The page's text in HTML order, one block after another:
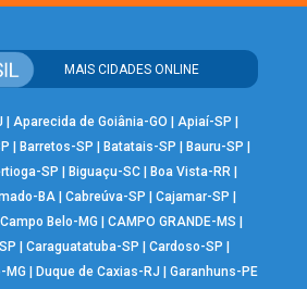
MAIS CIDADES ONLINE
| Aparecida de Goiânia-GO | Apiaí-SP |
|Barretos-SP |Batatais-SP |Bauru-SP |
SP |Biguaçu-SC |Boa Vista-RR |
BA| Cabreúva-SP | Cajamar-SP |
Campo Belo-MG |CAMPO GRANDE-MS |
| Caraguatatuba-SP | Cardoso-SP |
MG | Duque de Caxias-RJ | Garanhuns-PE